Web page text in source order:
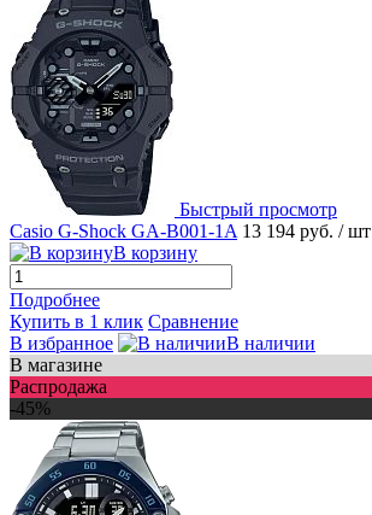
Быстрый просмотр
Casio G-Shock GA-B001-1A 13 194 руб. / шт
В корзину
Подробнее
Купить в 1 клик Сравнение
В избранное
В наличии
В магазине
Распродажа
-45%